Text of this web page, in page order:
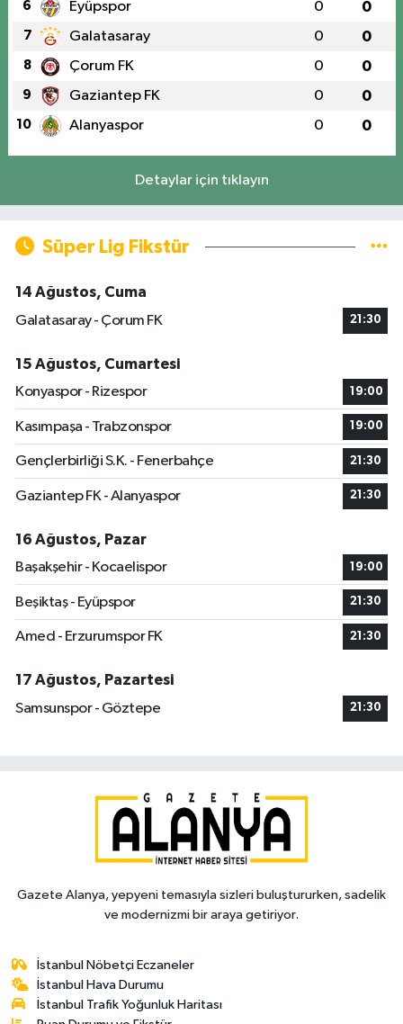
6 Eyüpspor 0 0
7 Galatasaray 0 0
8 Çorum FK 0 0
9 Gaziantep FK 0 0
10 Alanyaspor 0 0
Detaylar için tıklayın
Süper Lig Fikstür
14 Ağustos, Cuma
Galatasaray - Çorum FK
21:30
15 Ağustos, Cumartesi
Konyaspor - Rizespor
19:00
Kasımpaşa - Trabzonspor 19:00
Gençlerbirliği S.K. - Fenerbahçe 21:30
Gaziantep FK - Alanyaspor 21:30
16 Ağustos, Pazar
Başakşehir - Kocaelispor
19:00
Beşiktaş - Eyüpspor 21:30
Amed - Erzurumspor FK 21:30
17 Ağustos, Pazartesi
Samsunspor - Göztepe
21:30
Gazete Alanya, yepyeni temasıyla sizleri buluştururken, sadelik
ve modernizmi bir araya getiriyor.
İstanbul Nöbetçi Eczaneler
İstanbul Hava Durumu
İstanbul Trafik Yoğunluk Haritası